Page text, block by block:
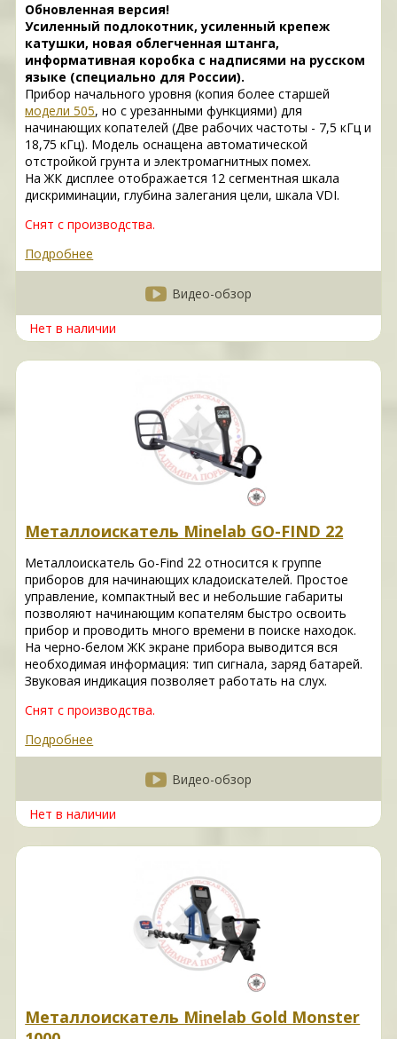
Обновленная версия!
Усиленный подлокотник, усиленный крепеж
катушки, новая облегченная штанга,
информативная коробка с надписями на русском
языке (специально для России).
Прибор начального уровня (копия более старшей
модели 505, но с урезанными функциями) для
начинающих копателей (Две рабочих частоты - 7,5 кГц и
18,75 кГц). Модель оснащена автоматической
отстройкой грунта и электромагнитных помех.
На ЖК дисплее отображается 12 сегментная шкала
дискриминации, глубина залегания цели, шкала VDI.
Снят с производства.
Подробнее
Видео-обзор
Нет в наличии
Металлоискатель Minelab GO-FIND 22
Металлоискатель Go-Find 22 относится к группе
приборов для начинающих кладоискателей. Простое
управление, компактный вес и небольшие габариты
позволяют начинающим копателям быстро освоить
прибор и проводить много времени в поиске находок.
На черно-белом ЖК экране прибора выводится вся
необходимая информация: тип сигнала, заряд батарей.
Звуковая индикация позволяет работать на слух.
Снят с производства.
Подробнее
Видео-обзор
Нет в наличии
Металлоискатель Minelab Gold Monster